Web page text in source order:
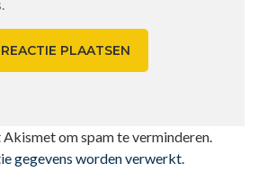
om spam te verminderen.
gegevens worden verwerkt.